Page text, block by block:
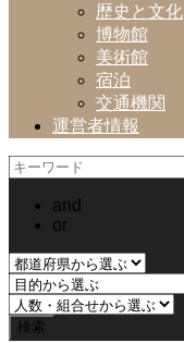
歴史と文化
博物館
美術館
宿泊
交通機関
運営者情報
and
or